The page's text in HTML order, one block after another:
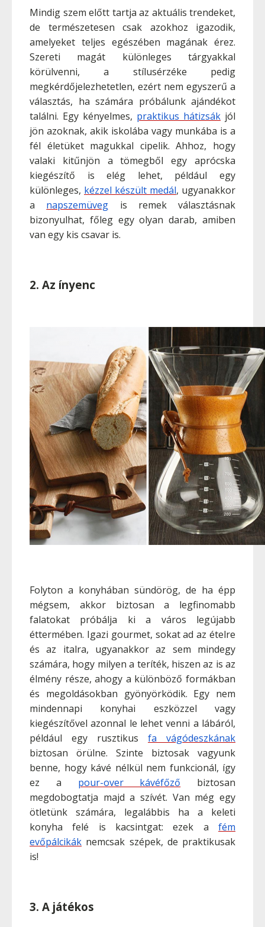
Mindig szem előtt tartja az aktuális trendeket,
de természetesen csak azokhoz igazodik,
amelyeket teljes egészében magának érez.
Szereti magát különleges tárgyakkal
körülvenni, a stílusérzéke pedig
megkérdőjelezhetetlen, ezért nem egyszerű a
választás, ha számára próbálunk ajándékot
találni. Egy kényelmes, praktikus hátizsák jól
jön azoknak, akik iskolába vagy munkába is a
fél életüket magukkal cipelik. Ahhoz, hogy
valaki kitűnjön a tömegből egy aprócska
kiegészítő is elég lehet, például egy
különleges, kézzel készült medál, ugyanakkor
a napszemüveg is remek választásnak
bizonyulhat, főleg egy olyan darab, amiben
van egy kis csavar is.
2. Az ínyenc
Folyton a konyhában sündörög, de ha épp
mégsem, akkor biztosan a legfinomabb
falatokat próbálja ki a város legújabb
éttermében. Igazi gourmet, sokat ad az ételre
és az italra, ugyanakkor az sem mindegy
számára, hogy milyen a teríték, hiszen az is az
élmény része, ahogy a különböző formákban
és megoldásokban gyönyörködik. Egy nem
mindennapi konyhai eszközzel vagy
kiegészítővel azonnal le lehet venni a lábáról,
például egy rusztikus fa vágódeszkának
biztosan örülne. Szinte biztosak vagyunk
benne, hogy kávé nélkül nem funkcionál, így
ez a pour-over kávéfőző biztosan
megdobogtatja majd a szívét. Van még egy
ötletünk számára, legalábbis ha a keleti
konyha felé is kacsintgat: ezek a fém
evőpálcikák nemcsak szépek, de praktikusak
is!
3. A játékos